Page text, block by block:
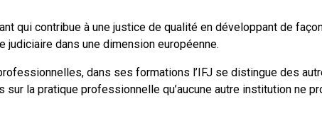
qui contribue à une justice de qualité en développant de
judiciaire dans une dimension européenne.
dans ses formations l’IFJ se distingue des
la pratique professionnelle qu’aucune autre institution ne